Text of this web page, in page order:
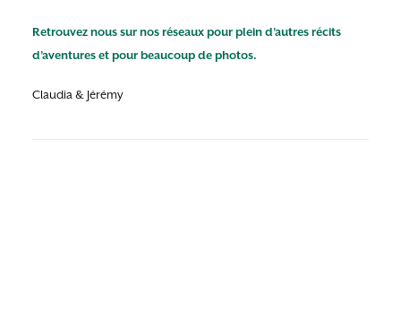
Retrouvez nous sur nos réseaux pour plein d’autres récits
d’aventures et pour beaucoup de photos.
Claudia & Jérémy